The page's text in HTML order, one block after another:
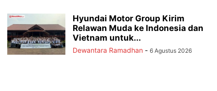
Hyundai Motor Group Kirim
Relawan Muda ke Indonesia dan
Vietnam untuk...
Dewantara Ramadhan - 6 Agustus 2026